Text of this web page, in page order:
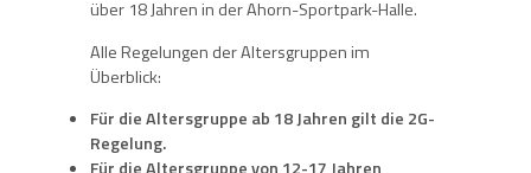
über 18 Jahren in der Ahorn-Sportpark-Halle.
Alle Regelungen der Altersgruppen im
Überblick:
Für die Altersgruppe ab 18 Jahren gilt die 2G-
Regelung.